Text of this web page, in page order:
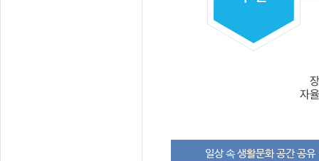
일상 속 생활문화 공간 공유